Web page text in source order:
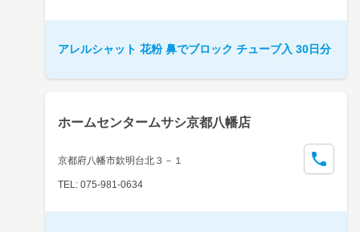
アレルシャット 花粉 鼻でブロック チューブ入 30日分
ホームセンタームサシ京都八幡店
京都府八幡市欽明台北３－１
TEL: 075-981-0634